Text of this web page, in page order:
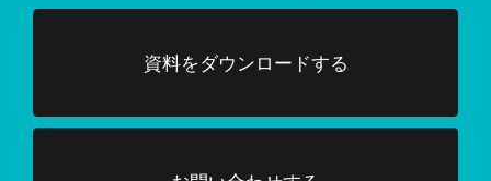
資料をダウンロードする